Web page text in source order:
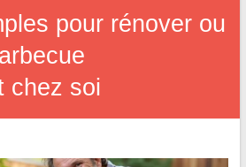
pour rénover ou
chez soi